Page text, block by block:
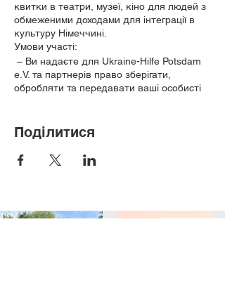
квитки в театри, музеї, кіно для людей з
обмеженими доходами для інтеграції в
культуру Німеччині.
Умови участі:
– Ви надаєте для Ukraine-Hilfe Potsdam
e.V. та партнерів право зберігати,
обробляти та передавати ваші особисті
на кожного члена сім'ї на місяць (мама з
двома дітьми може отримувати 2400
євро).
- У нас 3 заборони: передавати квитки
не надавати квитки.
Поділитися